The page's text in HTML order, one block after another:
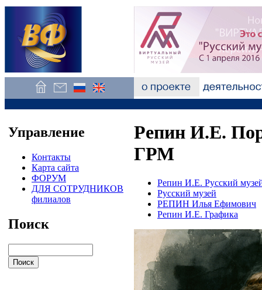
Управление
Контакты
Карта сайта
ФОРУМ
ДЛЯ СОТРУДНИКОВ
филиалов
Поиск
Репин И.Е.
ГРМ
Репин И.Е. Русский
Русский музей
РЕПИН Илья Ефимович
Репин И.Е. Графика